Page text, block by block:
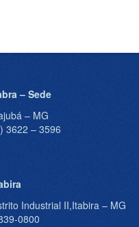
– Sede
– MG
3622 – 3596
Industrial II,Itabira – MG
0800